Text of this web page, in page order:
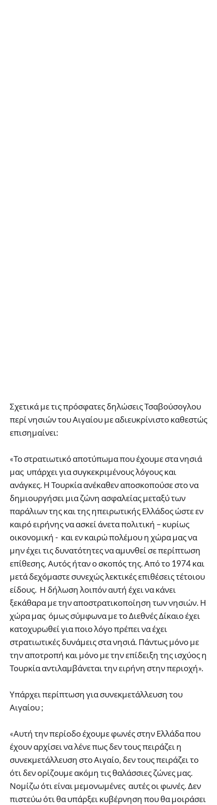
Σχετικά με τις πρόσφατες δηλώσεις Τσαβούσογλου
περί νησιών του Αιγαίου με αδιευκρίνιστο καθεστώς
επισημαίνει:
«Το στρατιωτικό αποτύπωμα που έχουμε στα νησιά
μας υπάρχει για συγκεκριμένους λόγους και
ανάγκες. Η Τουρκία ανέκαθεν αποσκοπούσε στο να
δημιουργήσει μια ζώνη ασφαλείας μεταξύ των
παράλιων της και της ηπειρωτικής Ελλάδος ώστε εν
καιρό ειρήνης να ασκεί άνετα πολιτική – κυρίως
οικονομική - και εν καιρώ πολέμου η χώρα μας να
μην έχει τις δυνατότητες να αμυνθεί σε περίπτωση
επίθεσης. Αυτός ήταν ο σκοπός της. Από το 1974 και
μετά δεχόμαστε συνεχώς λεκτικές επιθέσεις τέτοιου
είδους. Η δήλωση λοιπόν αυτή έχει να κάνει
ξεκάθαρα με την αποστρατικοποίηση των νησιών. Η
χώρα μας όμως σύμφωνα με το Διεθνές Δίκαιο έχει
κατοχυρωθεί για ποιο λόγο πρέπει να έχει
στρατιωτικές δυνάμεις στα νησιά. Πάντως μόνο με
την αποτροπή και μόνο με την επίδειξη της ισχύος η
Τουρκία αντιλαμβάνεται την ειρήνη στην περιοχή».
Υπάρχει περίπτωση για συνεκμετάλλευση του
Αιγαίου ;
«Αυτή την περίοδο έχουμε φωνές στην Ελλάδα που
έχουν αρχίσει να λένε πως δεν τους πειράζει η
συνεκμετάλλευση στο Αιγαίο, δεν τους πειράζει το
ότι δεν ορίζουμε ακόμη τις θαλάσσιες ζώνες μας.
Νομίζω ότι είναι μεμονωμένες αυτές οι φωνές. Δεν
πιστεύω ότι θα υπάρξει κυβέρνηση που θα μοιράσει